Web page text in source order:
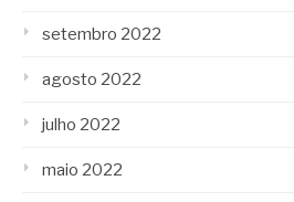
setembro 2022
agosto 2022
julho 2022
maio 2022